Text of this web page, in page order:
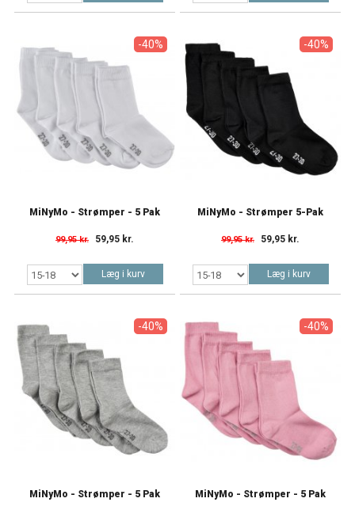
-40%
MiNyMo - Strømper - 5 Pak
99,95 kr. 59,95 kr.
Læg i kurv
-40%
MiNyMo - Strømper 5-Pak
99,95 kr. 59,95 kr.
Læg i kurv
-40%
MiNyMo - Strømper - 5 Pak
-40%
MiNyMo - Strømper - 5 Pak